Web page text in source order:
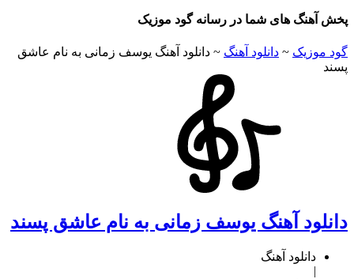
پخش آهنگ های شما در رسانه گود موزیک
گود موزیک ~ دانلود آهنگ ~ دانلود آهنگ یوسف زمانی به نام عاشق
پسند
دانلود آهنگ یوسف زمانی به نام عاشق پسند
دانلود آهنگ
|